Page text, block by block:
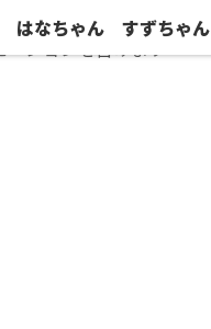
ーションを含みます
はなちゃん すずちゃん